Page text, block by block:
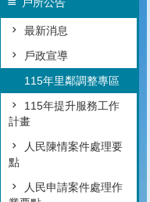
最新消息
戶政宣導
115年里鄰調整專區
115年提升服務工作
計畫
人民陳情案件處理要
點
人民申請案件處理作